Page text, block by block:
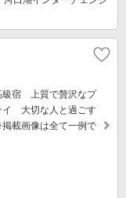
級宿 上質で贅沢なプ
イ 大切な人と過ごす
載画像は全て一例で